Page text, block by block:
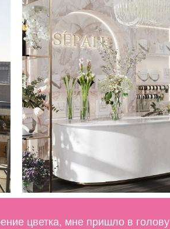
цветка, мне пришло в